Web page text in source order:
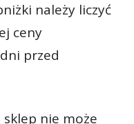
należy liczyć
ceny
przed
nie może